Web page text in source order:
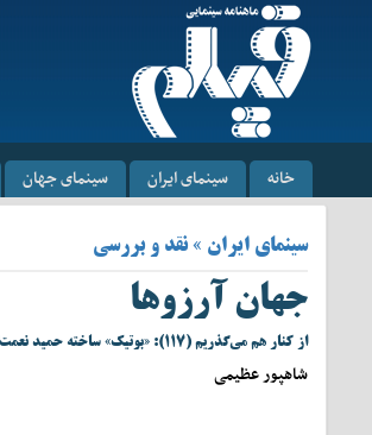
خانه سینمای ایران سینمای جهان
سینمای ایران » نقد و بررسی
جهان آرزوها
از کنار هم می‌گذریم (۱۱۷): «بوتیک» ساخته حمید نعمت‌الله
شاهپور عظیمی